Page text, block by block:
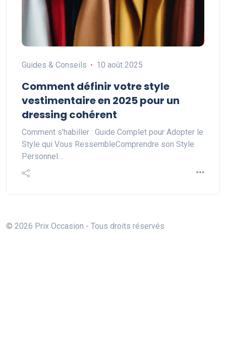
Guides & Conseils 10 août 2025
Comment définir votre style
vestimentaire en 2025 pour un
dressing cohérent
Comment s'habiller : Guide Complet pour Adopter le
Style qui Vous RessembleComprendre son Style
Personnel…
© 2026 Prix Occasion - Tous droits réservés